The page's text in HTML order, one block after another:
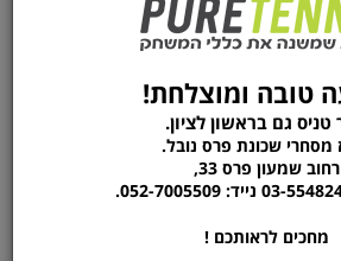
₪
מחיר לפני:
המחיר שלנו:
טובה ומוצלחת!
טניס גם בראשון לציון.
מסחרי שכונת פרס נובל.
רחוב שמעון פרס 33,
מחכים לראותכם !